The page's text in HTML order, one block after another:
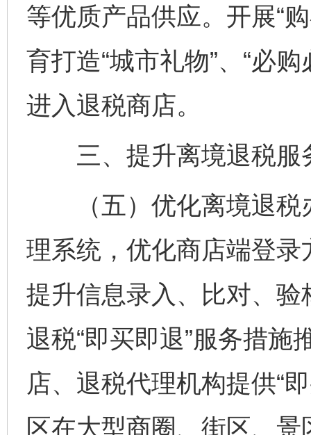
等优质产品供应。开展“
育打造“城市礼物”、“必
进入退税商店。
三、提升离境退税服
（五）优化离境退税
理系统，优化商店端登
提升信息录入、比对、
退税“即买即退”服务措
店、退税代理机构提供“
区在大型商圈、街区、